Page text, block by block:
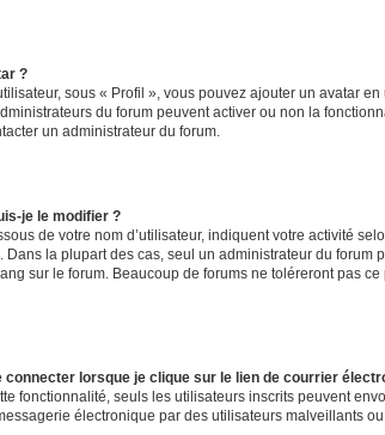
?
sous « Profil », vous pouvez ajouter un avatar
du forum peuvent activer ou non la
un administrateur du forum.
je le modifier ?
de votre nom d’utilisateur, indiquent votre activité
la plupart des cas, seul un administrateur du
sur le forum. Beaucoup de forums ne toléreront pas
connecter lorsque je clique sur le lien de courrier
fonctionnalité, seuls les utilisateurs inscrits peuvent
électronique par des utilisateurs malveillants ou